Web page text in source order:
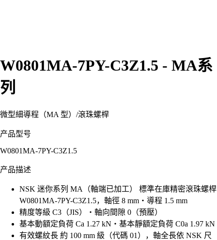
W0801MA-7PY-C3Z1.5 - MA系
列
微型細導程（MA 型） /滾珠螺桿
产品型号
W0801MA-7PY-C3Z1.5
产品描述
NSK 迷你系列 MA（軸端已加工） 標準在庫精密滾珠螺桿
W0801MA-7PY-C3Z1.5，軸徑 8 mm・導程 1.5 mm
精度等級 C3（JIS）・軸向間隙 0（預壓）
基本動額定負荷 Ca 1.27 kN・基本靜額定負荷 C0a 1.97 kN
有效螺紋長 約 100 mm 級（代碼 01），軸全長依 NSK 尺